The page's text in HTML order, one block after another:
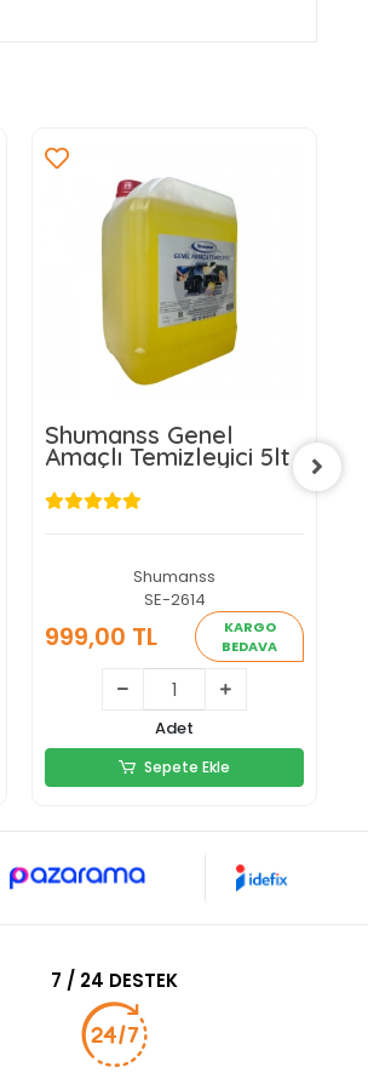
Shumanss Genel
Amaçlı Temizleyici 5lt
Shumanss
SE-2614
999,00 TL
KARGO
BEDAVA
999,00 TL
Sepete Ekle
Adet
Sepete Ekle
7 / 24 DESTEK